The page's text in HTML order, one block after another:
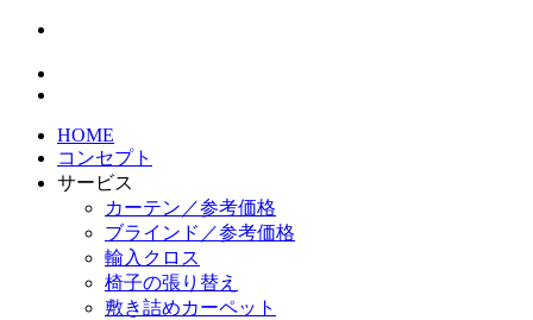
HOME
コンセプト
サービス
カーテン／参考価格
ブラインド／参考価格
輸入クロス
椅子の張り替え
敷き詰めカーペット